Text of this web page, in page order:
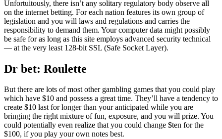
Unfortuitously, there isn’t any solitary regulatory body observe all
on the internet betting. For each nation features its own group of
legislation and you will laws and regulations and carries the
responsibility to demand them. Your computer data might possibly
be safe for as long as this site employs advanced security technical
— at the very least 128-bit SSL (Safe Socket Layer).
Dr bet: Roulette
But there are lots of most other gambling games that you could play
which have $10 and possess a great time. They’ll have a tendency to
create $10 last for longer than your anticipated while you are
bringing the right mixture of fun, exposure, and you will prize. You
could potentially even realize that you could change $ten for the
$100, if you play your own notes best.